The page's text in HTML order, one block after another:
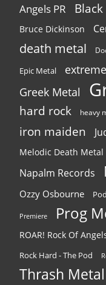
Angels PR
Bruce Dickinson
death metal
Epic Metal
Greek Metal
hard rock heavy
iron maiden
Melodic Death Metal
Napalm Records
Ozzy Osbourne
Premiere Prog
ROAR! Rock Of
Rock Hard - The Pod
Thrash Metal